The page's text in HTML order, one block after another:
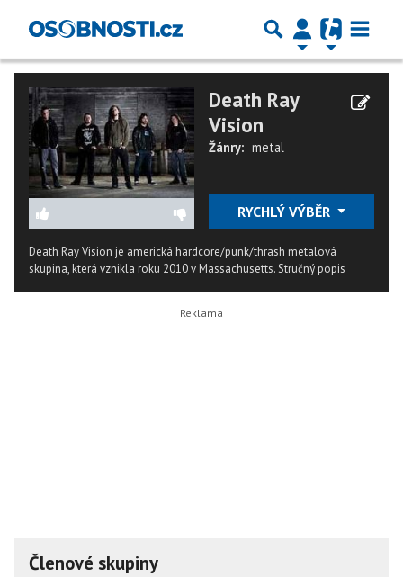
Death Ray
Vision
Žánry: metal
RYCHLÝ VÝBĚR
Death Ray Vision je americká hardcore/punk/thrash metalová
skupina, která vznikla roku 2010 v Massachusetts.Stručný popis
Členové skupiny